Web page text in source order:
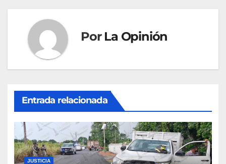
Por La Opinión
Entrada relacionada
JUSTICIA